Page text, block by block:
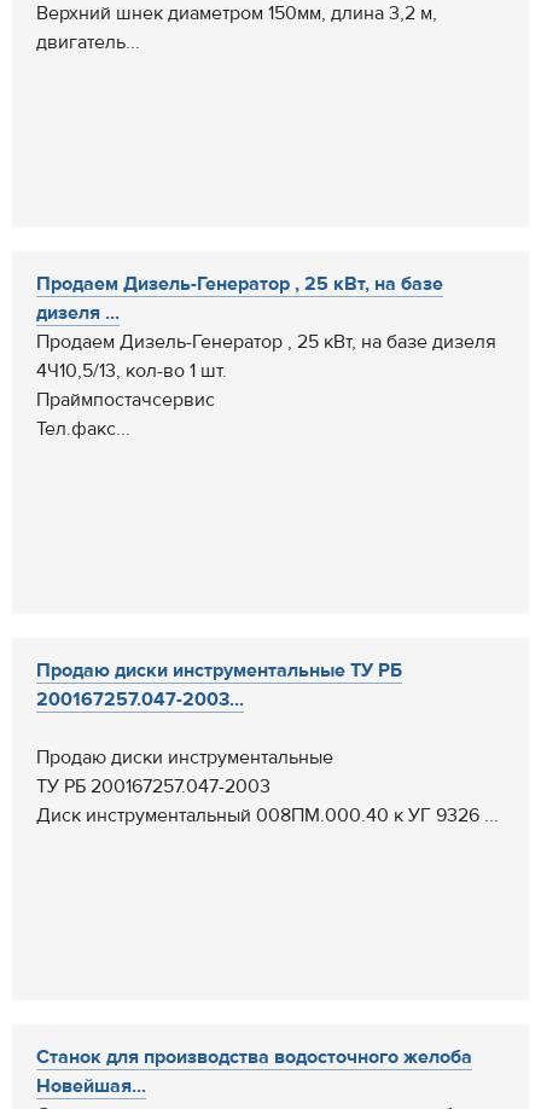
Верхний шнек диаметром 150мм, длина 3,2 м,
двигатель...
Продаем Дизель-Генератор , 25 кВт, на базе
дизеля ...
Продаем Дизель-Генератор , 25 кВт, на базе дизеля
4Ч10,5/13, кол-во 1 шт.
Праймпостачсервис
Тел.факс...
Продаю диски инструментальные ТУ РБ
200167257.047-2003...
Продаю диски инструментальные
ТУ РБ 200167257.047-2003
Диск инструментальный 008ПМ.000.40 к УГ 9326 ...
Станок для производства водосточного желоба
Новейшая...